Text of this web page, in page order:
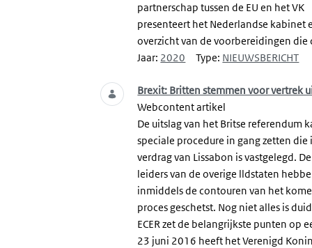
partnerschap tussen de EU en het VK
presenteert het Nederlandse kabinet
overzicht van de voorbereidingen die
Jaar: 2020 Type: NIEUWSBERICHT
Brexit: Britten stemmen voor vertrek
Webcontent artikel
De uitslag van het Britse referendum
speciale procedure in gang zetten die
verdrag van Lissabon is vastgelegd.
leiders van de overige lldstaten
inmiddels de contouren van het
proces geschetst. Nog niet alles is
ECER zet de belangrijkste punten op
23 juni 2016 heeft het Verenigd